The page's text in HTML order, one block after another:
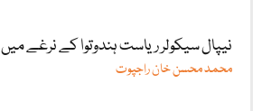
نیپال سیکولر ریاست ہندوتوا کے نرغے میں
محمد محسن خان راجپوت